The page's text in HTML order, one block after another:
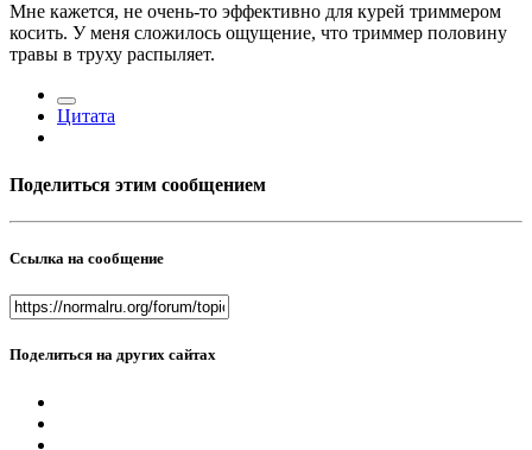
Мне кажется, не очень-то эффективно для курей триммером
косить. У меня сложилось ощущение, что триммер половину
травы в труху распыляет.
Цитата
Поделиться этим сообщением
Ссылка на сообщение
Поделиться на других сайтах